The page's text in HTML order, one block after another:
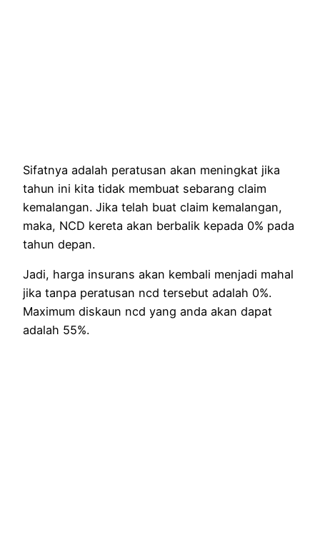
Sifatnya adalah peratusan akan meningkat jika
tahun ini kita tidak membuat sebarang claim
kemalangan. Jika telah buat claim kemalangan,
maka, NCD kereta akan berbalik kepada 0% pada
tahun depan.
Jadi, harga insurans akan kembali menjadi mahal
jika tanpa peratusan ncd tersebut adalah 0%.
Maximum diskaun ncd yang anda akan dapat
adalah 55%.